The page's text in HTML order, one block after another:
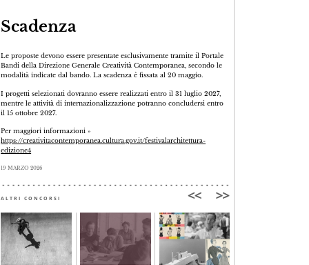
Scadenza
Le proposte devono essere presentate esclusivamente tramite il Portale
Bandi della Direzione Generale Creatività Contemporanea, secondo le
modalità indicate dal bando. La scadenza è fissata al 20 maggio.
I progetti selezionati dovranno essere realizzati entro il 31 luglio 2027,
mentre le attività di internazionalizzazione potranno concludersi entro
il 15 ottobre 2027.
Per maggiori informazioni »
https://creativitacontemporanea.cultura.gov.it/festivalarchitettura-
edizione4
19 MARZO 2026
ALTRI CONCORSI